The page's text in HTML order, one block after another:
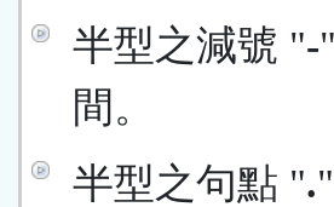
半型之減號 "-
間。
半型之句點 ".